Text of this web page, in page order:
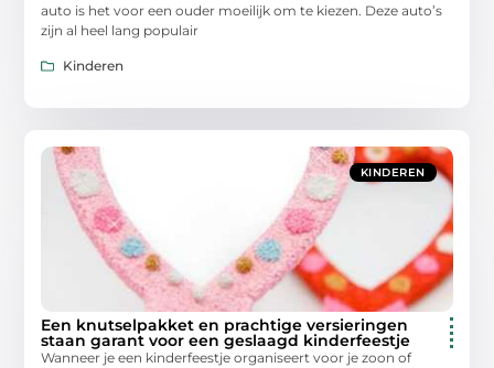
auto is het voor een ouder moeilijk om te kiezen. Deze auto’s
zijn al heel lang populair
Kinderen
KINDEREN
Een knutselpakket en prachtige versieringen
staan garant voor een geslaagd kinderfeestje
Wanneer je een kinderfeestje organiseert voor je zoon of